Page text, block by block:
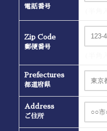
電話番号
Zip Code
郵便番号
Prefectures
都道府県
Address
ご住所